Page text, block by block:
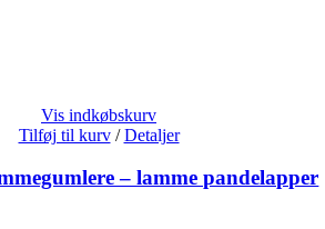
Vis indkøbskurv
Tilføj til kurv / Detaljer
– lamme pandelapper